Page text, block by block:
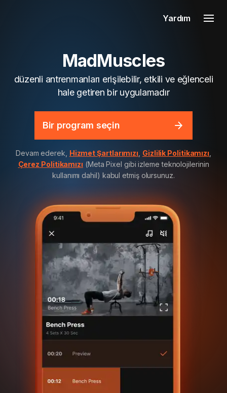
Yardım
MadMuscles
düzenli antrenmanları erişilebilir, etkili ve eğlenceli
hale getiren bir uygulamadır
Bir program seçin
Devam ederek, Hizmet Şartlarımızı Gizlilik Politikamızı
Çerez Politikamızı (Meta Pixel gibi izleme teknolojilerinin
kullanımı dahil) kabul etmiş olursunuz.